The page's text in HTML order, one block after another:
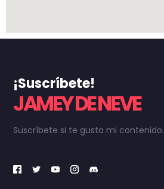
¡Suscríbete!
JAMEY DE NEVE
Suscríbete si te gusta mi contenido.